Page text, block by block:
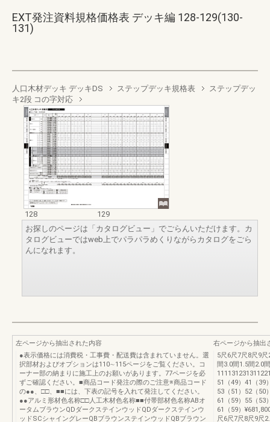
EXT発注資料規格価格表 デッキ編 128-129(130-
131)
人口木材デッキ デッキDS ステップデッキ規格表
ステップデッ
キ2段 コの字対応
128
129
お探しのページは「カタログビュー」でごらんいただけます。カ
タログビューではweb上でパラパラめくりながらカタログをごら
んになれます。
左ページから抽出された内容
●表示価格には消費税・工事費・配送費は含まれていません。選
択部材およびオプションは110∼115ページをご覧ください。コ
ーナー部の納まりに施工上のお願いがあります。77ページを必
ずご確認ください。■商品コード発注の際のご注意※商品コード
の●●、□□、■■には、下表の記号を入れて発注してください。
●●アルミ形材色名称□□人工木材色名称■■付帯部材色名称ABオ
ータムブラウンQDダークステインウッドQDダークステインウ
ッドSCシャイングレーQBブラウンステインウッドQBブラウン
右ページから抽出
5尺6尺7尺8尺9
間3.0間1.5間2.0
51（49）41（39
53（51）52（50
61（59）55（53
61（59）
尺6尺7尺8尺9尺